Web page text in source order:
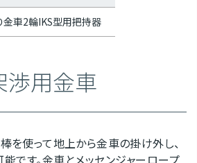
金車2輪IKS型用把持器
渉用金車
を使って地上から金車の掛け外し、
です。金車とメッセンジャーロープ